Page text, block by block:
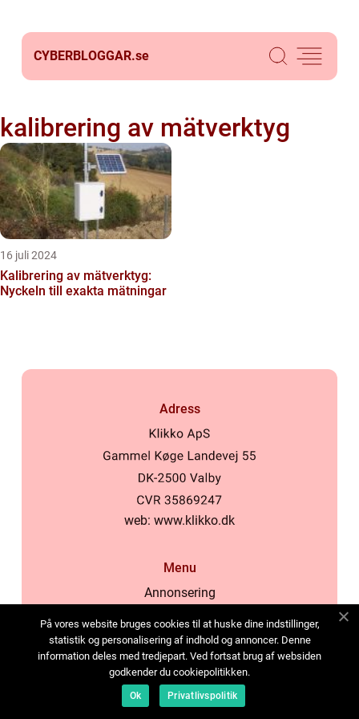
CYBERBLOGGAR.se
kalibrering av mätverktyg
16 juli 2024
Kalibrering av mätverktyg:
Nyckeln till exakta mätningar
Adress
web: www.klikko.dk
Menu
Annonsering
Cookies
Kontakta oss
Sitemap
På vores website bruges cookies til at huske dine indstillinger,
statistik og personalisering af indhold og annoncer. Denne
information deles med tredjepart. Ved fortsat brug af websiden
godkender du cookiepolitikken.
Ok Privatlivspolitik